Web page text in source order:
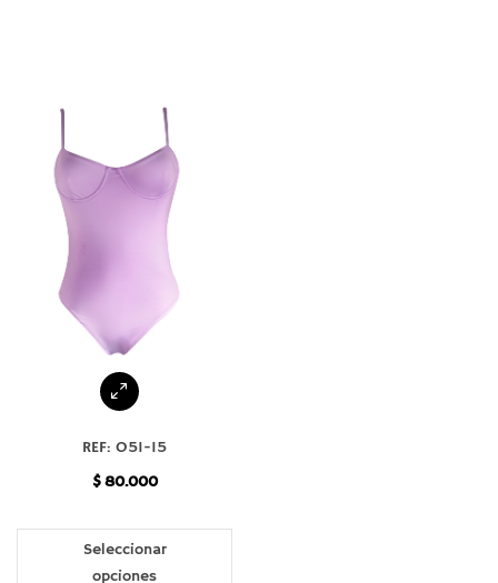
REF: O51-15
$80.000
Seleccionar
opciones